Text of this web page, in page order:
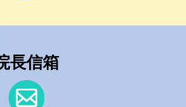
長信箱